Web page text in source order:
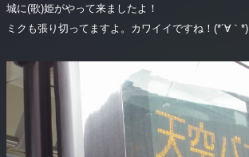
城に(歌)姫がやって来ましたよ！
ミクも張り切ってますよ。カワイイですね！(*´∀｀*)